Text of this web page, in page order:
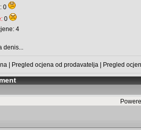
0
0
4
denis...
| Pregled ocjena od prodavatelja | Pregled